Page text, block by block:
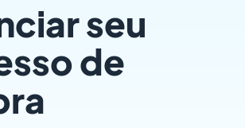
seu
de